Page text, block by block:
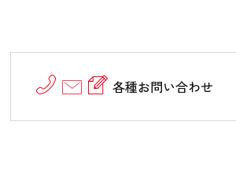
各種お問い合わせ